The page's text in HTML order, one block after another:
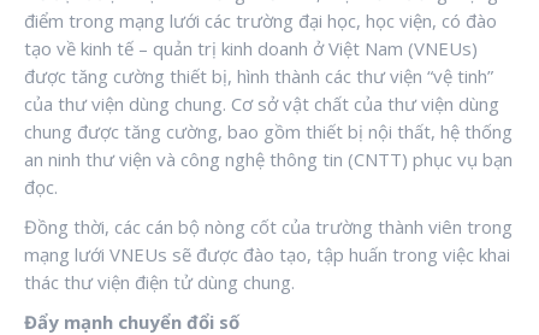
điểm trong mạng lưới các trường đại học, học viện, có đào
tạo về kinh tế – quản trị kinh doanh ở Việt Nam (VNEUs)
được tăng cường thiết bị, hình thành các thư viện “vệ tinh”
của thư viện dùng chung. Cơ sở vật chất của thư viện dùng
chung được tăng cường, bao gồm thiết bị nội thất, hệ thống
an ninh thư viện và công nghệ thông tin (CNTT) phục vụ bạn
đọc.
Đồng thời, các cán bộ nòng cốt của trường thành viên trong
mạng lưới VNEUs sẽ được đào tạo, tập huấn trong việc khai
thác thư viện điện tử dùng chung.
Đẩy mạnh chuyển đổi số